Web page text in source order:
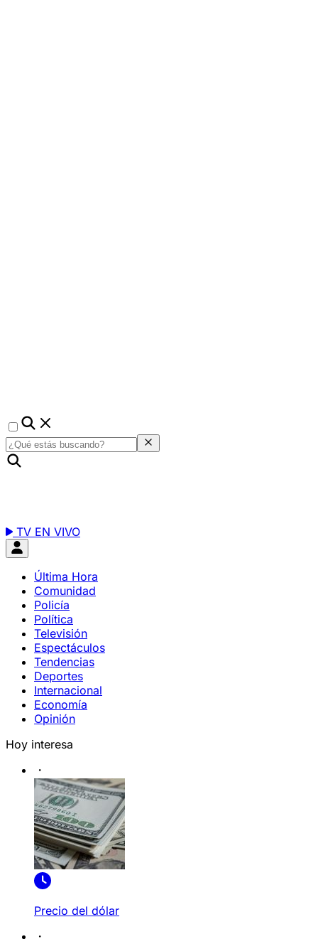
TV EN VIVO
Última Hora
Comunidad
Policía
Política
Televisión
Espectáculos
Tendencias
Deportes
Internacional
Economía
Opinión
Hoy interesa
Precio del dólar